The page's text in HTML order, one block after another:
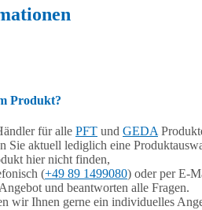
Produkt?
für alle PFT und GEDA
Sie aktuell lediglich eine
hier nicht finden,
(+49 89 1499080) oder per E-
und beantworten alle Fragen.
wir Ihnen gerne ein individuelles